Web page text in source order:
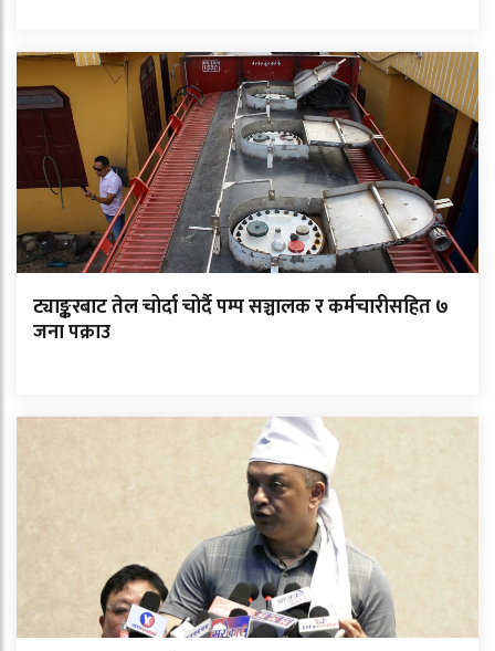
ट्याङ्करबाट तेल चोर्दा चोर्दै पम्प सञ्चालक र कर्मचारीसहित ७
जना पक्राउ